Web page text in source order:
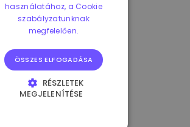
használatához, a Cookie
szabályzatunknak
megfelelően.
ÖSSZES ELFOGADÁSA
RÉSZLETEK
MEGJELENÍTÉSE